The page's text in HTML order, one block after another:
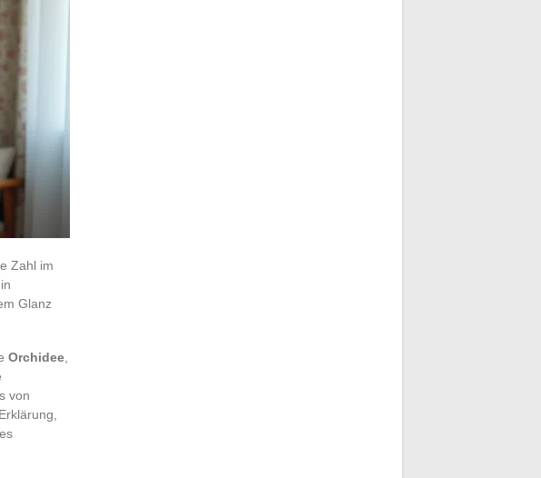
Zahl im
Glanz
Orchidee
von